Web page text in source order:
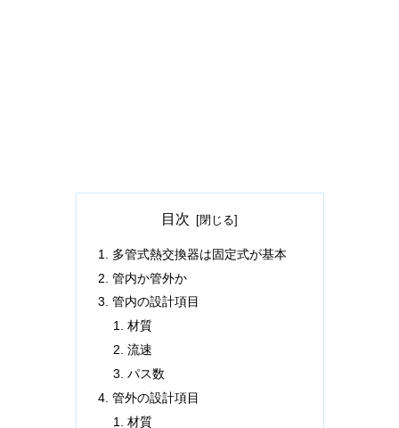
目次
多管式熱交換器は固定式が基本
管内か管外か
管内の設計項目
材質
流速
パス数
管外の設計項目
材質